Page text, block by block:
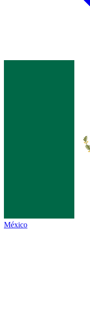
México